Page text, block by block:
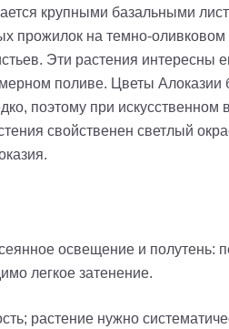
крупными базальными
прожилок на темно-
Эти растения
поливе. Цветы
поэтому при
свойственен светлый
освещение и полутень:
легкое затенение.
растение нужно